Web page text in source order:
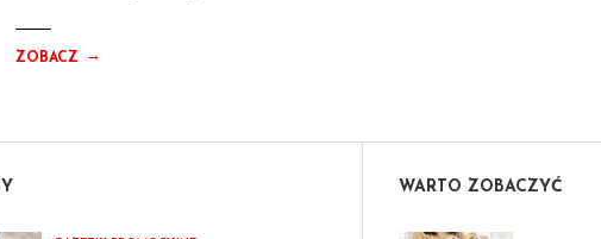
ZOBACZ →
WARTO ZOBACZYĆ